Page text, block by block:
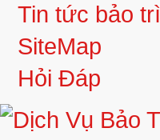
Tin tức bảo trì
SiteMap
Hỏi Đáp